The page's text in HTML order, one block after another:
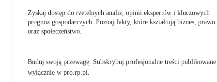
Zyskaj dostęp do rzetelnych analiz, opinii ekspertów i kluczowych
prognoz gospodarczych. Poznaj fakty, które kształtują biznes, prawo
oraz społeczeństwo.
Buduj swoją przewagę. Subskrybuj profesjonalne treści publikowane
wyłącznie w pro.rp.pl.